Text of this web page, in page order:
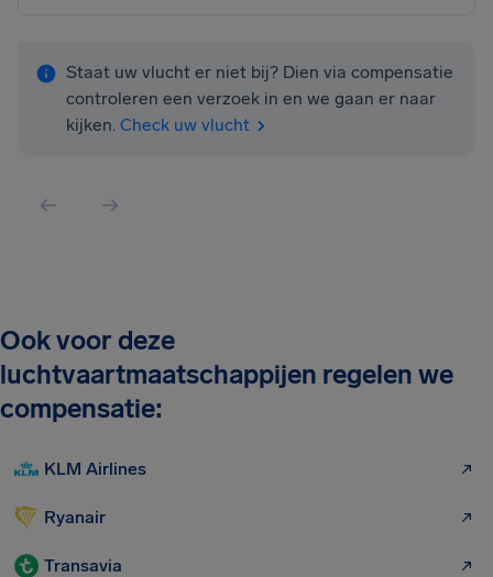
Staat uw vlucht er niet bij? Dien via compensatie
controleren een verzoek in en we gaan er naar
kijken. Check uw vlucht
Ook voor deze
luchtvaartmaatschappijen regelen we
compensatie:
KLM Airlines
Ryanair
Transavia